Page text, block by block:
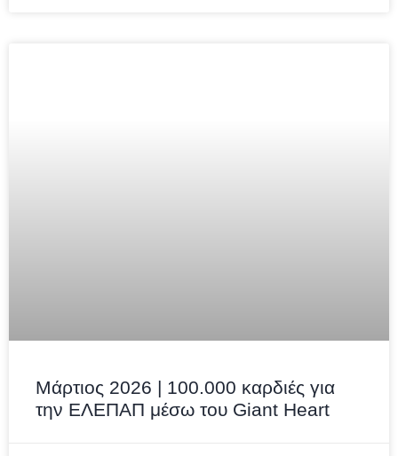
Μάρτιος 2026 | 100.000 καρδιές για
την ΕΛΕΠΑΠ μέσω του Giant Heart